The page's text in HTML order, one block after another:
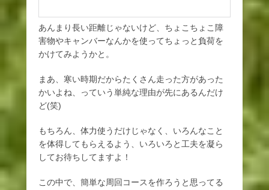
あんまり長い距離じゃないけど、ちょこちょこ障
害物やキャンバーなんかを使ってちょっと負荷を
かけてみようかと。
まあ、寒い時期だからたくさん走った方があった
かいよね、っていう単純な理由が先にあるんだけ
ど(笑)
もちろん、体力使うだけじゃなく、いろんなこと
を体得してもらえるよう、いろいろと工夫を凝ら
してお待ちしてますよ！
この中で、簡単な周回コースを作ろうと思ってる